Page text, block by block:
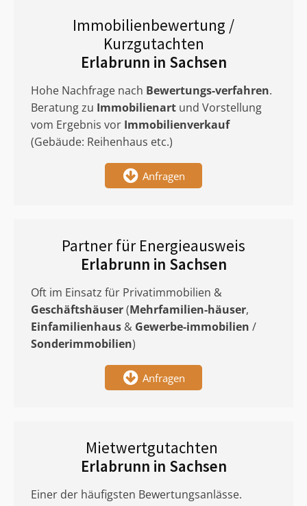
Immobilienbewertung /
Kurzgutachten
Erlabrunn in Sachsen
Hohe Nachfrage nach Bewertungs-verfahren.
Beratung zu Immobilienart und Vorstellung
vom Ergebnis vor Immobilienverkauf
(Gebäude: Reihenhaus etc.)
Anfragen
Partner für Energieausweis
Erlabrunn in Sachsen
Oft im Einsatz für Privatimmobilien &
Geschäftshäuser(Mehrfamilien-häuser,
Einfamilienhaus & Gewerbe-immobilien /
Sonderimmobilien)
Anfragen
Mietwertgutachten
Erlabrunn in Sachsen
Einer der häufigsten Bewertungsanlässe.